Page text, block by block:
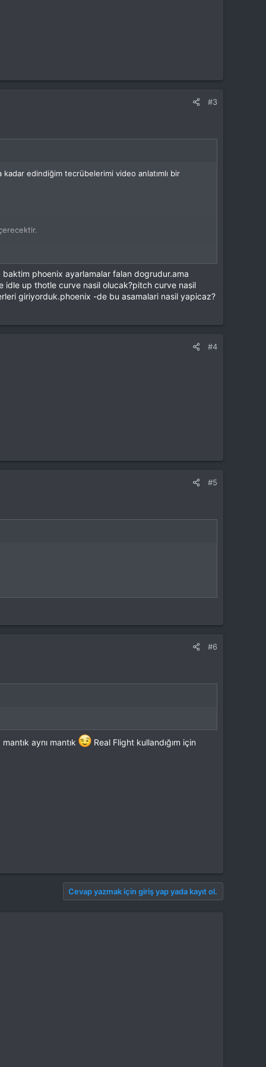
#3
edindiğim tecrübelerimi video anlatımlı bir
phoenix ayarlamalar falan dogrudur.ama
up thotle curve nasil olucak?pitch curve nasil
giriyorduk.phoenix -de bu asamalari nasil yapicaz?
#4
#5
#6
aynı mantık Real Flight kullandığım için
Cevap yazmak için giriş yap yada kayıt ol.